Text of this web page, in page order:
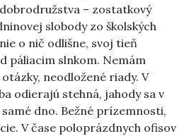
– zostatkový
slobody zo školských
o nič odlišne, svoj tieň
páliacim slnkom. Nemám
neodložené riady. V
odierajú stehná, jahody sa v
dno. Bežné prízemnosti,
V čase poloprázdnych ofisov